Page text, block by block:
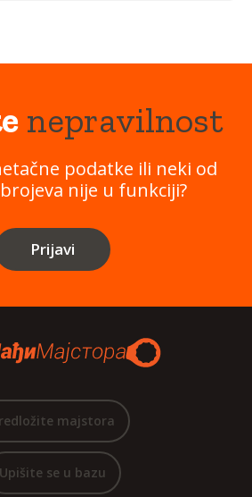
nepravilnost
podatke ili neki od
nije u funkciji?
Prijavi
majstora
Upišite se u bazu